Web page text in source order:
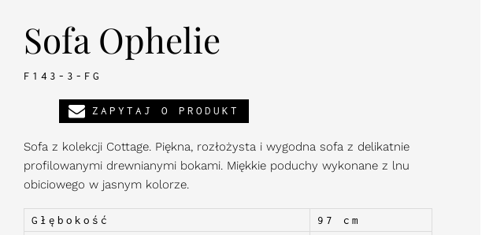
Sofa Ophelie
F143-3-FG
ZAPYTAJ O PRODUKT
Sofa z kolekcji Cottage. Piękna, rozłożysta i wygodna sofa z delikatnie
profilowanymi drewnianymi bokami. Miękkie poduchy wykonane z lnu
obiciowego w jasnym kolorze.
Głębokość
97 cm